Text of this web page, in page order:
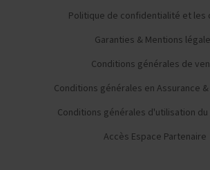
Politique de confidentialité et les
Garanties & Mentions
Conditions générales de
Conditions générales en Assurance
Conditions générales d'utilisation
Accès Espace Partenaire